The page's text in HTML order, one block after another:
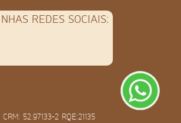
REDES SOCIAIS:
CRM: 52.97133-2 RQE:21135